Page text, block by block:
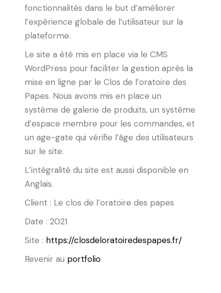
fonctionnalités dans le but d’améliorer
l’expérience globale de l’utilisateur sur la
plateforme.
Le site a été mis en place via le CMS
WordPress pour faciliter la gestion après la
mise en ligne par le Clos de l’oratoire des
Papes. Nous avons mis en place un
système de galerie de produits, un système
d’espace membre pour les commandes, et
un age-gate qui vérifie l’âge des utilisateurs
sur le site.
L’intégralité du site est aussi disponible en
Anglais.
Client : Le clos de l’oratoire des papes
Date : 2021
Site : https://closdeloratoiredespapes.fr/
Revenir au portfolio